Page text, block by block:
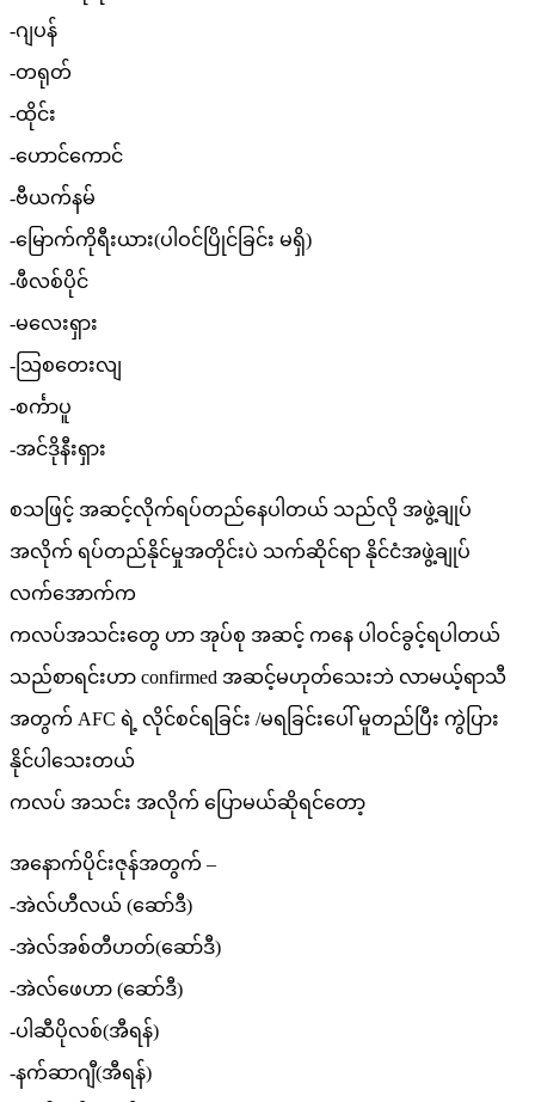
-ဂျပန်
-တရုတ်
-ထိုင်း
-ဟောင်ကောင်
-ဗီယက်နမ်
-မြောက်ကိုရီးယား(ပါဝင်ပြိုင်ခြင်း မရှိ)
-ဖီလစ်ပိုင်
-မလေးရှား
-သြစတေးလျ
-စင်္ကာပူ
-အင်ဒိုနီးရှား
စသဖြင့် အဆင့်လိုက်ရပ်တည်နေပါတယ် သည်လို အဖွဲ့ချုပ်
အလိုက် ရပ်တည်နိုင်မှုအတိုင်းပဲ သက်ဆိုင်ရာ နိုင်ငံအဖွဲ့ချုပ်
လက်အောက်က
ကလပ်အသင်းတွေ ဟာ အုပ်စု အဆင့် ကနေ ပါဝင်ခွင့်ရပါတယ်
သည်စာရင်းဟာ confirmed အဆင့်မဟုတ်သေးဘဲ လာမယ့်ရာသီ
အတွက် AFC ရဲ့ လိုင်စင်ရခြင်း /မရခြင်းပေါ် မူတည်ပြီး ကွဲပြား
နိုင်ပါသေးတယ်
ကလပ် အသင်း အလိုက် ပြောမယ်ဆိုရင်တော့
အနောက်ပိုင်းဇုန်အတွက် –
-အဲလ်ဟီလယ် (ဆော်ဒီ)
-အဲလ်အစ်တီဟတ်(ဆော်ဒီ)
-အဲလ်ဖေဟာ (ဆော်ဒီ)
-ပါဆီပိုလစ်(အီရန်)
-နက်ဆာဂျီ(အီရန်)